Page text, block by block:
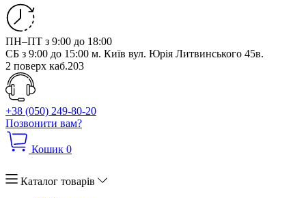
ПН–ПТ з 9:00 до 18:00
СБ з 9:00 до 15:00 м. Київ вул. Юрія Литвинського 45в.
2 поверх каб.203
+38 (050) 249-80-20
Позвонити вам?
Кошик 0
Каталог товарів